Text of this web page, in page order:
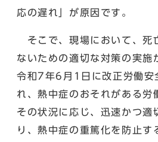
応の遅れ」が原因です。
そこで、現場において、死
ないための適切な対策の実施
令和7年6月1日に改正労働安
れ、熱中症のおそれがある労
その状況に応じ、迅速かつ適
り、熱中症の重篤化を防止す